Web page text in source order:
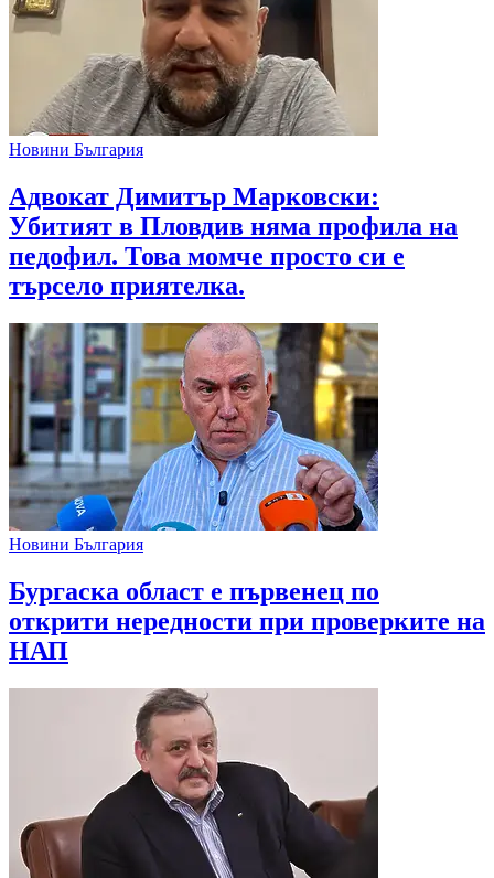
Новини България
Адвокат Димитър Марковски:
Убитият в Пловдив няма профила на
педофил. Това момче просто си е
търсело приятелка.
Новини България
Бургаска област е първенец по
открити нередности при проверките на
НАП